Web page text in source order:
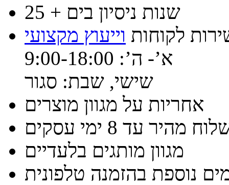
25 + שנות ניסיון בים
לקוחות וייעוץ מקצועי
א’- ה’: 9:00-18:00
שישי, שבת: סגור
אחריות על מגוון מוצרים
מהיר עד 8 ימי עסקים
מגוון מותגים בלעדיים
נוספת בהזמנה טלפונית